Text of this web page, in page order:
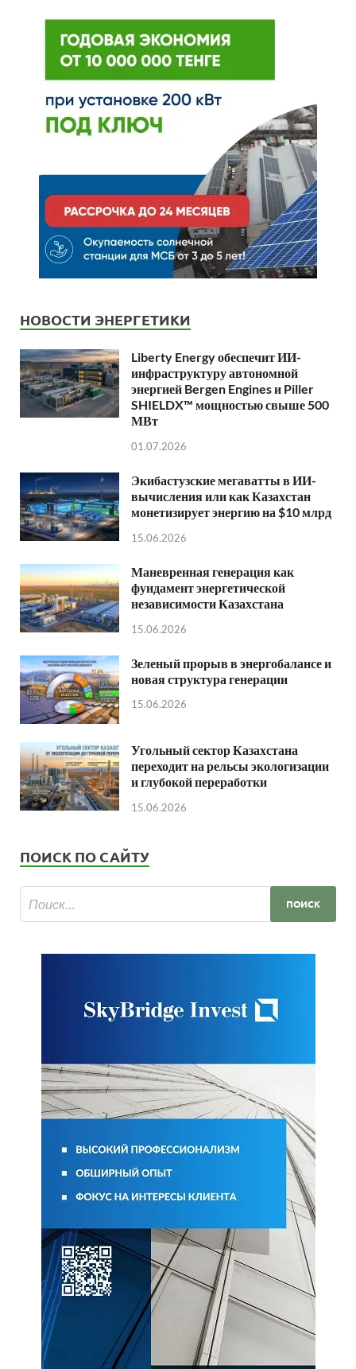
НОВОСТИ ЭНЕРГЕТИКИ
Liberty Energy обеспечит ИИ-
инфраструктуру автономной
энергией Bergen Engines и Piller
SHIELDX™ мощностью свыше 500
МВт
01.07.2026
Экибастузские мегаватты в ИИ-
вычисления или как Казахстан
монетизирует энергию на $10 млрд
15.06.2026
Маневренная генерация как
фундамент энергетической
независимости Казахстана
15.06.2026
Зеленый прорыв в энергобалансе и
новая структура генерации
15.06.2026
Угольный сектор Казахстана
переходит на рельсы экологизации
и глубокой переработки
15.06.2026
ПОИСК ПО САЙТУ